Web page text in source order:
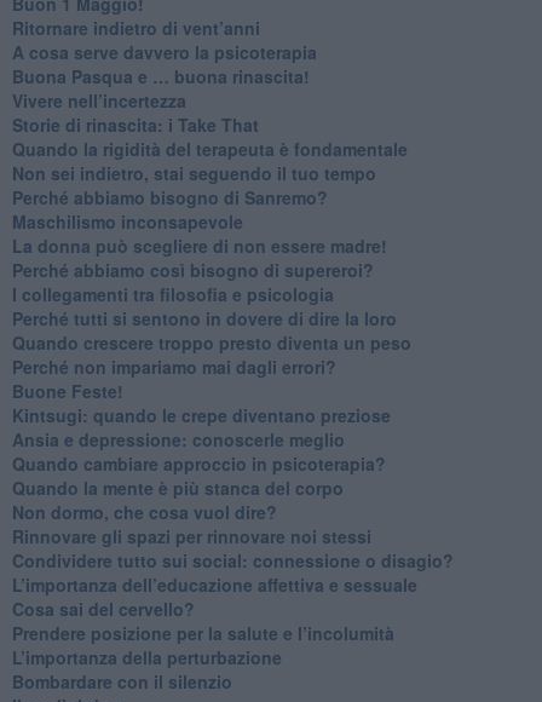
Ritornare indietro di vent’anni
​A cosa serve davvero la psicoterapia
​Buona Pasqua e … buona rinascita!
​Vivere nell’incertezza
​Storie di rinascita: i Take That
​Quando la rigidità del terapeuta è fondamentale
​Non sei indietro, stai seguendo il tuo tempo
​Perché abbiamo bisogno di Sanremo?
​Maschilismo inconsapevole
​La donna può scegliere di non essere madre!
​Perché abbiamo così bisogno di supereroi?
​I collegamenti tra filosofia e psicologia
​Perché tutti si sentono in dovere di dire la loro
​Quando crescere troppo presto diventa un peso
​Perché non impariamo mai dagli errori?
​Buone Feste!
​Kintsugi: quando le crepe diventano preziose
Ansia e depressione: conoscerle meglio
Quando cambiare approccio in psicoterapia?
​Quando la mente è più stanca del corpo
Non dormo, che cosa vuol dire?
​Rinnovare gli spazi per rinnovare noi stessi
​Condividere tutto sui social: connessione o disagio?
​L’importanza dell’educazione affettiva e sessuale
​Cosa sai del cervello?
Prendere posizione per la salute e l’incolumità
L’importanza della perturbazione
​Bombardare con il silenzio